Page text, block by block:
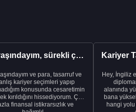
25 yaşındayım, sürekli çalışıyorum ve hâlâ maddi a...
ve para, tasarruf ve
kariyer seçimleri yapıp
konusunda cesaretimin
kırıldığını hissediyorum. Çok
finansal istikrarsızlık ve
Hey, İngiliz
alanında
bana
hangi